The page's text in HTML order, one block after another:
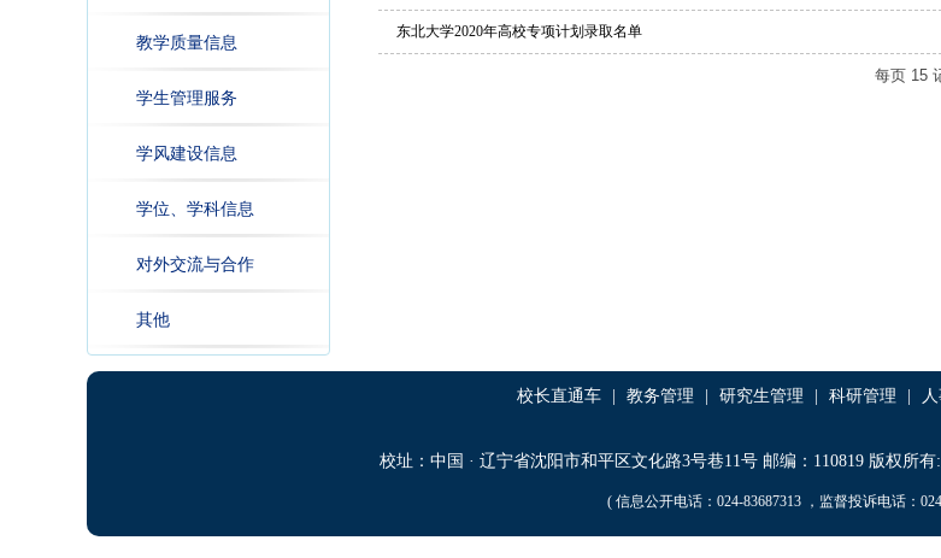
教学质量信息
学生管理服务
学风建设信息
学位、学科信息
对外交流与合作
其他
东北大学2020年高校专项计划录取名单
每页 15
校长直通车 教务管理 研究生管理 科研管理
校址：中国 · 辽宁省沈阳市和平区文化路3号巷11号 邮编：110819 版权所
( 信息公开电话：024-83687313 ，监督投诉电话：